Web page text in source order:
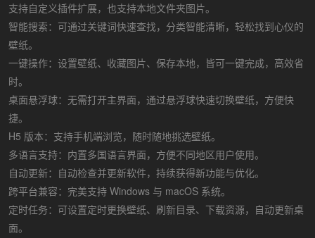
支持自定义插件扩展，也支持本地文件夹图片。
智能搜索：可通过关键词快速查找，分类智能清晰，轻松找到心仪的
壁纸。
一键操作：设置壁纸、收藏图片、保存本地，皆可一键完成，高效省
时。
桌面悬浮球：无需打开主界面，通过悬浮球快速切换壁纸，方便快
捷。
H5 版本：支持手机端浏览，随时随地挑选壁纸。
多语言支持：内置多国语言界面，方便不同地区用户使用。
自动更新：自动检查并更新软件，持续获得新功能与优化。
跨平台兼容：完美支持 Windows 与 macOS 系统。
定时任务：可设置定时更换壁纸、刷新目录、下载资源，自动更新桌
面。